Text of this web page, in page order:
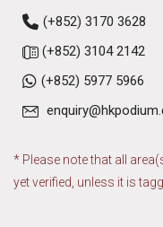
(+852) 3170 3628
(+852) 3104 2142
(+852) 5977 5966
* Please note that all
yet verified, unless it is